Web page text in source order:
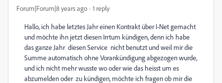
Forum|Forum|8 years ago 1 reply
Hallo, ich habe letztes Jahr einen Kontrakt über I-Net gemacht
und möchte ihn jetzt diesen Irrtum kündigen, denn ich habe
das ganze Jahr diesen Service nicht benutzt und weil mir die
Summe automatisch ohne Vorankündigung abgezogen wurde,
und ich nicht mehr wusste wo oder wie das heisst um es
abzumelden oder zu kündigen, möchte ich fragen ob mir die